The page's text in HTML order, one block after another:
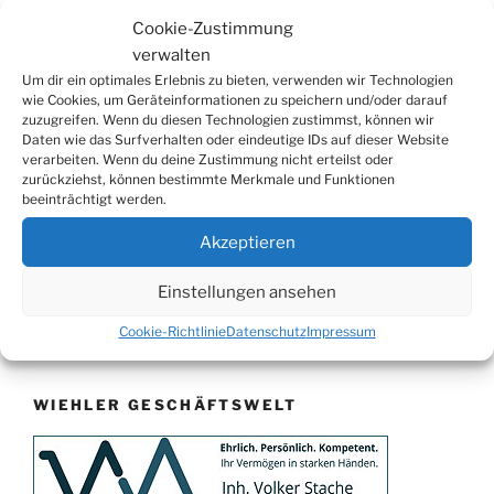
Cookie-Zustimmung
verwalten
Um dir ein optimales Erlebnis zu bieten, verwenden wir Technologien
wie Cookies, um Geräteinformationen zu speichern und/oder darauf
zuzugreifen. Wenn du diesen Technologien zustimmst, können wir
Daten wie das Surfverhalten oder eindeutige IDs auf dieser Website
verarbeiten. Wenn du deine Zustimmung nicht erteilst oder
zurückziehst, können bestimmte Merkmale und Funktionen
beeinträchtigt werden.
Akzeptieren
Einstellungen ansehen
Cookie-RichtlinieDatenschutzImpressum
Beach-Volleyball-Turnier
13.09.
Wandertag
19.09.
Treckertreffen in Hengstenberg
ab 24.09.
Herbstprogramm im Burghaus
26.09.
Herbstbasar
17.10.
80er/90er–Party
Erzquell Brauerei: Halloween Party
St. Martin in Weiershagen
10.11.
St. Martin in Bielstein
11.11.
„DÜX“ im Burghaus
Proklamation der Tollitäten
15.11.
Konzert Bielsteiner Männerchor
WIEHLER GESCHÄFTSWELT